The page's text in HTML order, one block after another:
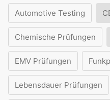
Automotive Testing
Chemische Prüfungen
EMV Prüfungen
Lebensdauer Prüfungen